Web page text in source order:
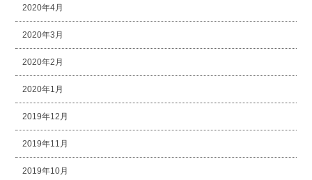
2020年4月
2020年3月
2020年2月
2020年1月
2019年12月
2019年11月
2019年10月